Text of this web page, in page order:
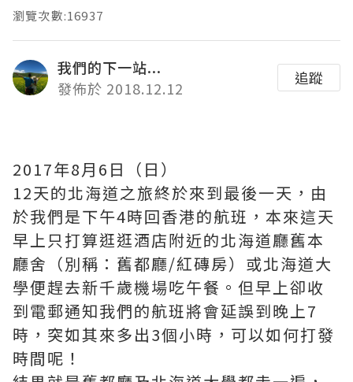
瀏覽次數:16937
我們的下一站...
發佈於 2018.12.12
追蹤
2017年8月6日（日）
12天的北海道之旅終於來到最後一天，由
於我們是下午4時回香港的航班，本來這天
早上只打算逛逛酒店附近的北海道廳舊本
廳舍（別稱：舊都廳/紅磚房）或北海道大
學便趕去新千歲機場吃午餐。但早上卻收
到電郵通知我們的航班將會延誤到晚上7
時，突如其來多出3個小時，可以如何打發
時間呢！